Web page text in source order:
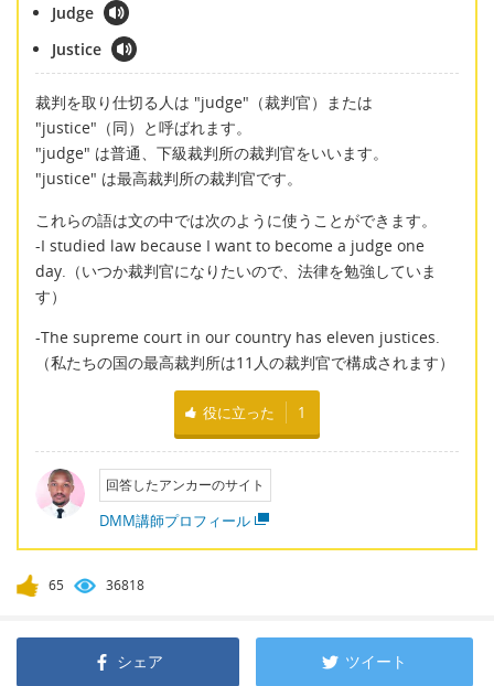
Judge
Justice
裁判を取り仕切る人は "judge"（裁判官）または
"justice"（同）と呼ばれます。
"judge" は普通、下級裁判所の裁判官をいいます。
"justice" は最高裁判所の裁判官です。
これらの語は文の中では次のように使うことができます。
-I studied law because I want to become a judge one
day.（いつか裁判官になりたいので、法律を勉強していま
す）
-The supreme court in our country has eleven justices.
（私たちの国の最高裁判所は11人の裁判官で構成されます）
役に立った 1
回答したアンカーのサイト
DMM講師プロフィール
65 36818
シェア ツイート